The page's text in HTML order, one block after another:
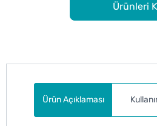
Ürünleri
Ürün Açıklaması